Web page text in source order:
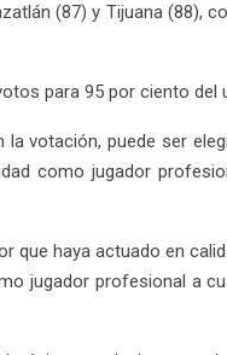
(87) y Tijuana (88),
para 95 por ciento del
la votación, puede ser
como jugador
que haya actuado en
jugador profesional a